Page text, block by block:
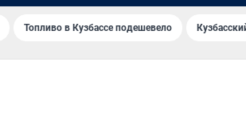
Топливо в Кузбассе подешевело